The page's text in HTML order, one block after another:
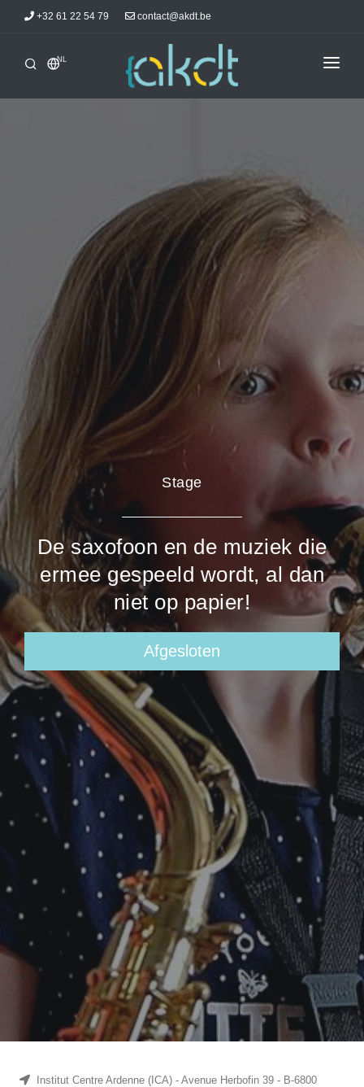
+32 61 22 54 79 contact@akdt.be
NL
ONTHAAL
LOGEERPLAATSEN
AKDTICIENS
CONTACT
Stage
De saxofoon en de muziek die
ermee gespeeld wordt, al dan
niet op papier!
Afgesloten
Institut Centre Ardenne (ICA) - Avenue Herbofin 39 - B-6800